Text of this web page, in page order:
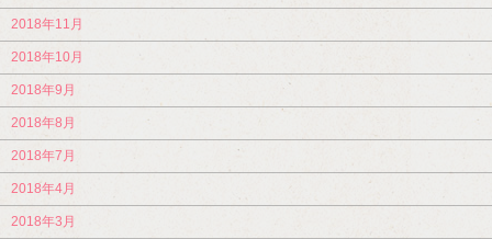
2018年11月
2018年10月
2018年9月
2018年8月
2018年7月
2018年4月
2018年3月